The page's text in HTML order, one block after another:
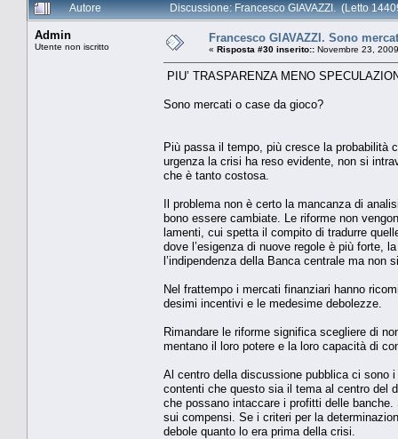
Autore
Discussione: Francesco GIAVAZZI. (Letto
Admin
Utente non iscritto
Francesco GIAVAZZI. Sono
« Risposta #30 inserito:: Novembre 23,
PIU’ TRASPARENZA MENO
Sono mercati o case da gioco?
Più passa il tempo, più cresce la proba­bilità
urgenza la crisi ha reso evi­dente, non si
che è tanto costosa.
Il problema non è certo la mancanza di
bono essere cambiate. Le riforme non
lamenti, cui spetta il com­pito di tradurre
dove l’esigenza di nuove regole è più forte,
l’indipen­denza della Banca centrale ma non
Nel frattempo i mercati finanziari hanno
desimi incentivi e le mede­sime debolezze.
Rimandare le riforme si­gnifica scegliere di
mentano il loro potere e la loro capacità di
Al centro della discussio­ne pubblica ci sono
contenti che questo sia il tema al centro del
che possano intaccare i profitti delle
sui compensi. Se i criteri per la
debole quanto lo era pri­ma della crisi.